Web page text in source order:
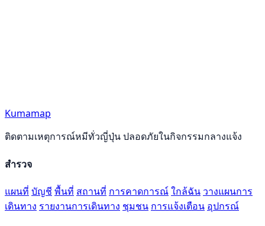
Kumamap
ติดตามเหตุการณ์หมีทั่วญี่ปุ่น ปลอดภัยในกิจกรรมกลางแจ้ง
สำรวจ
แผนที่ บัญชี พื้นที่ สถานที่ การคาดการณ์ใกล้ฉัน วางแผนการ
เดินทาง รายงานการเดินทาง ชุมชน การแจ้งเตือน อุปกรณ์